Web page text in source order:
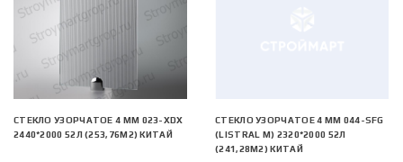
СТЕКЛО УЗОРЧАТОЕ 4 MM 023-XDX
2440*2000 52Л (253,76М2) КИТАЙ
СТЕКЛО УЗОРЧАТОЕ 4 MM 044-SFG
(LISTRAL M) 2320*2000 52Л
(241,28М2) КИТАЙ